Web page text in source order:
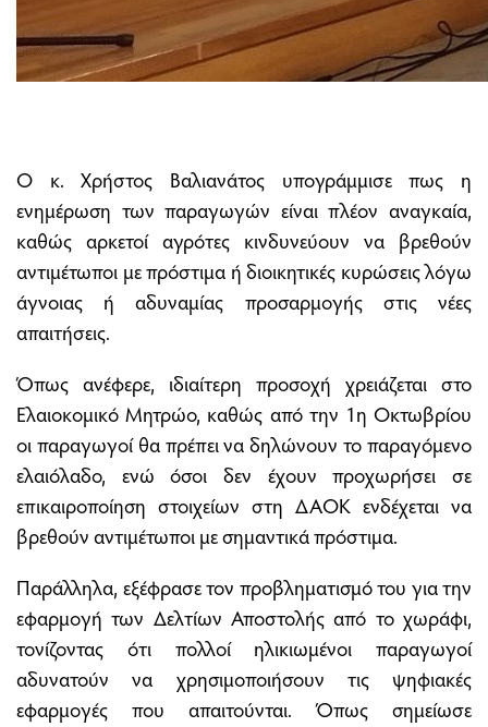
Ο κ. Χρήστος Βαλιανάτος υπογράμμισε πως η
ενημέρωση των παραγωγών είναι πλέον αναγκαία,
καθώς αρκετοί αγρότες κινδυνεύουν να βρεθούν
αντιμέτωποι με πρόστιμα ή διοικητικές κυρώσεις λόγω
άγνοιας ή αδυναμίας προσαρμογής στις νέες
απαιτήσεις.
Όπως ανέφερε, ιδιαίτερη προσοχή χρειάζεται στο
Ελαιοκομικό Μητρώο, καθώς από την 1η Οκτωβρίου
οι παραγωγοί θα πρέπει να δηλώνουν το παραγόμενο
ελαιόλαδο, ενώ όσοι δεν έχουν προχωρήσει σε
επικαιροποίηση στοιχείων στη ΔΑΟΚ ενδέχεται να
βρεθούν αντιμέτωποι με σημαντικά πρόστιμα.
Παράλληλα, εξέφρασε τον προβληματισμό του για την
εφαρμογή των Δελτίων Αποστολής από το χωράφι,
τονίζοντας ότι πολλοί ηλικιωμένοι παραγωγοί
αδυνατούν να χρησιμοποιήσουν τις ψηφιακές
εφαρμογές που απαιτούνται. Όπως σημείωσε